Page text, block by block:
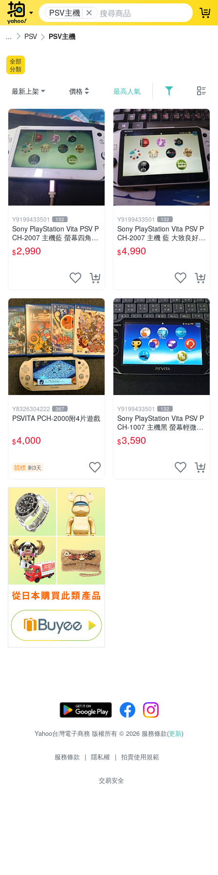
PSV主機 登
PSV PSV主機
全部
分類
最新上架 價格 最高人氣
Y9199433501 132
Sony PlayStation Vita PSV P
CH-2007 主機藍 螢幕四角略
暗 可安裝遊戲 系統3.74書
$2,990
Y9199433501 132
Sony PlayStation Vita PSV P
CH-2007 主機 藍 大致良好
送絕版YAMATO保殼
$4,990
Y8326304222 367
PSVITA PCH-2000附4片遊戲
$4,000
競標 剩3天
Y9199433501 132
Sony PlayStation Vita PSV P
CH-1007 主機黑 螢幕輕微老
化 可安裝遊戲 系統3.74書
$3,590
Yahoo台灣電子商務 版權所有 © 2026 服務條款(更新)
服務條款 | 隱私權 | 拍賣使用規範
交易安全